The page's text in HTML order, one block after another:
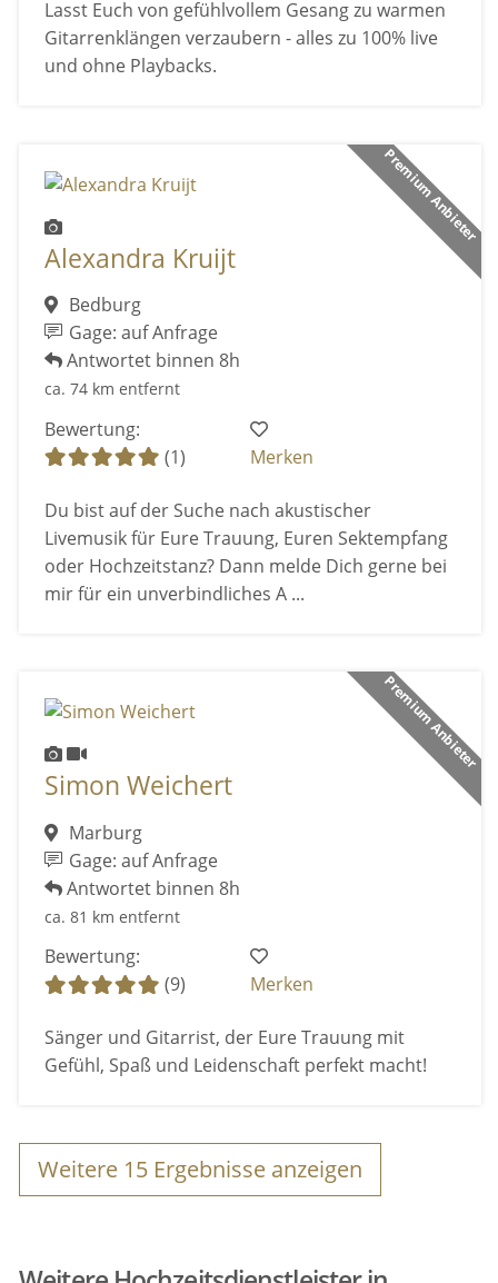
Lasst Euch von gefühlvollem Gesang zu warmen
Gitarrenklängen verzaubern - alles zu 100% live
und ohne Playbacks.
Premium Anbieter
Alexandra Kruijt
Bedburg
Gage: auf Anfrage
Antwortet binnen 8h
ca. 74 km entfernt
Bewertung:
(1)
Merken
Du bist auf der Suche nach akustischer
Livemusik für Eure Trauung, Euren Sektempfang
oder Hochzeitstanz? Dann melde Dich gerne bei
mir für ein unverbindliches A ...
Premium Anbieter
Simon Weichert
Marburg
Gage: auf Anfrage
Antwortet binnen 8h
ca. 81 km entfernt
Bewertung:
(9)
Merken
Sänger und Gitarrist, der Eure Trauung mit
Gefühl, Spaß und Leidenschaft perfekt macht!
Weitere 15 Ergebnisse anzeigen